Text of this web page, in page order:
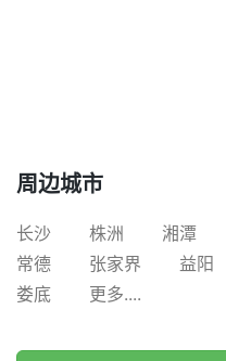
周边城市
长沙 株洲 湘潭
常德
张家界 益阳
娄底
更多....